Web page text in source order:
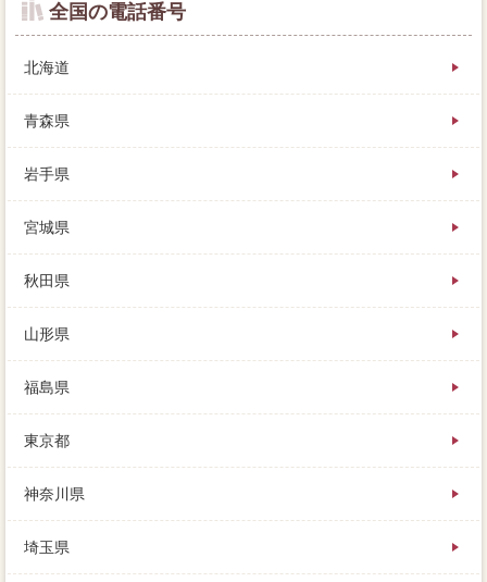
全国の電話番号
北海道
青森県
岩手県
宮城県
秋田県
山形県
福島県
東京都
神奈川県
埼玉県